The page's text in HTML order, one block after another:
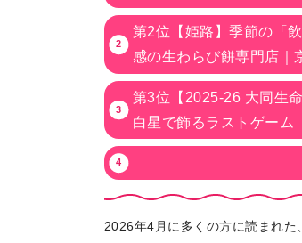
第2位【姫路】季節の「
感の生わらび餅専門店｜
第3位【2025-26 大同生
白星で飾るラストゲーム
2026年4月に多くの方に読まれた